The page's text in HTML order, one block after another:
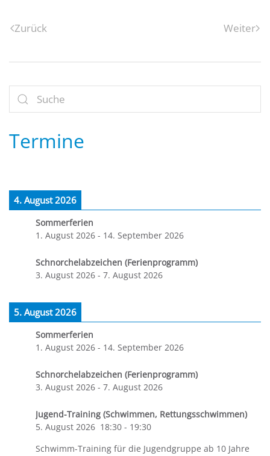
Zurück Weiter
Termine
4. August 2026
Sommerferien
1. August 2026 - 14. September 2026
Schnorchelabzeichen (Ferienprogramm)
3. August 2026 - 7. August 2026
5. August 2026
Sommerferien
1. August 2026 - 14. September 2026
Schnorchelabzeichen (Ferienprogramm)
3. August 2026 - 7. August 2026
Jugend-Training (Schwimmen, Rettungsschwimmen)
5. August 2026 18:30 - 19:30
Schwimm-Training für die Jugendgruppe ab 10 Jahre